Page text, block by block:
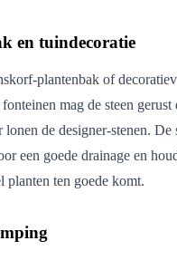
en tuindecoratie
plantenbak of
mag de steen
de designer-stenen.
een goede drainage en
planten ten goede komt.